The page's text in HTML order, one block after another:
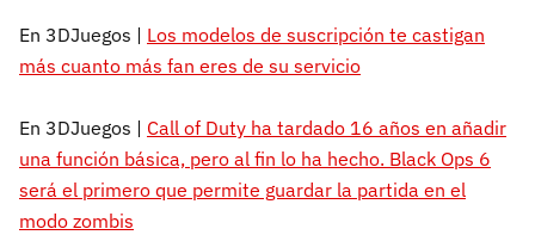
En 3DJuegos | Los modelos de suscripción te castigan
más cuanto más fan eres de su servicio
En 3DJuegos | Call of Duty ha tardado 16 años en añadir
una función básica, pero al fin lo ha hecho. Black Ops 6
será el primero que permite guardar la partida en el
modo zombis